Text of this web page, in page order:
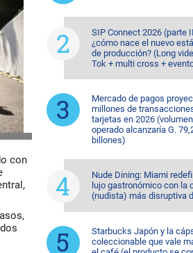
con
SIP Connect 2026 (parte
¿cómo nace el nuevo
de producción? (Long
Tok + multi cross +
Mercado de pagos
millones de
tarjetas en 2026 (volumen
operado alcanzaría G.
billones)
Nude Dining: Miami
lujo gastronómico con la
(nudista) más disruptiva
Starbucks Japón y la
coleccionable que vale